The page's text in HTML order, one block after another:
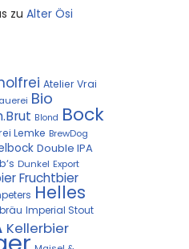
zu Alter Ösi
Atelier Vrai
Bio
Blond Bock
Lemke BrewDog
Double IPA
Dunkel Export
Fruchtbier
Helles
Imperial Stout
Kellerbier